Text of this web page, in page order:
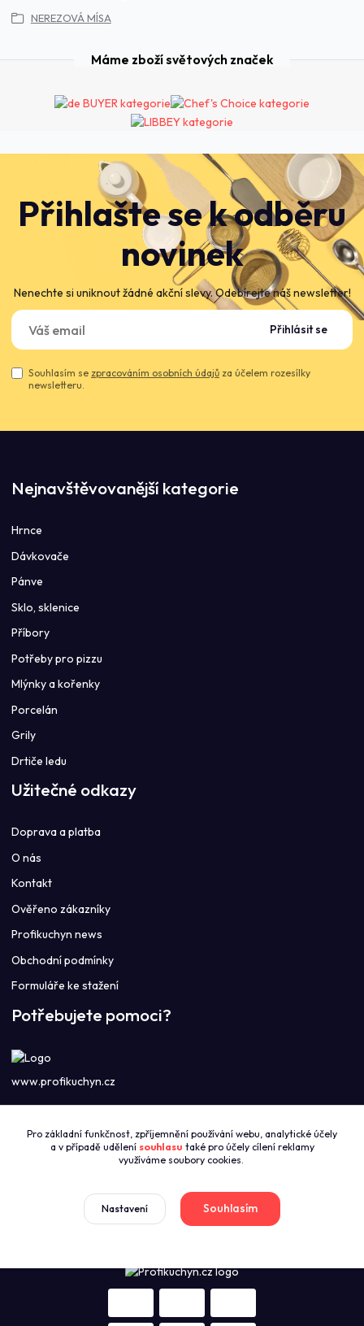
NEREZOVÁ MÍSA
Přihlašte se k odběru
novinek
Nenechte si uniknout žádné akční slevy. Odebírejte náš newsletter!
Přihlásit se
Souhlasím se zpracováním osobních údajů za účelem rozesílky
newsletteru.
Máme zboží světových značek
Nejnavštěvovanější kategorie
Hrnce
Dávkovače
Pánve
Sklo, sklenice
Příbory
Potřeby pro pizzu
Mlýnky a kořenky
Porcelán
Grily
Drtiče ledu
Užitečné odkazy
Doprava a platba
O nás
Kontakt
Ověřeno zákazníky
Profikuchyn news
Obchodní podmínky
Formuláře ke stažení
Potřebujete pomoci?
www.profikuchyn.cz
+420774421626
(Po-Pá 8:00-16:00)
sales@profikuchyn.cz
Pro základní funkčnost, zpříjemnění používání webu, analytické účely
a v případě udělení souhlasu také pro účely cílení reklamy
využíváme soubory cookies.
Nastavení Souhlasím